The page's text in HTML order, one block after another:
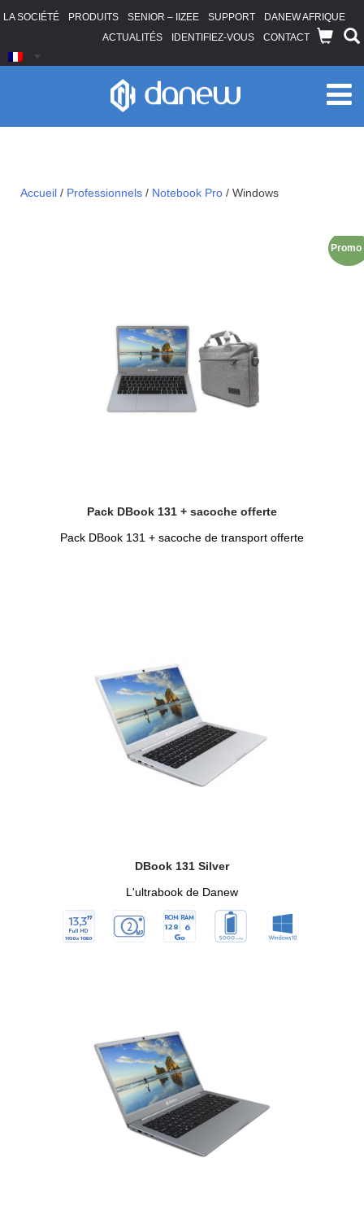
LA SOCIÉTÉ PRODUITS SENIOR – IIZEE SUPPORT
DANEW AFRIQUE
ACTUALITÉS
IDENTIFIEZ-VOUS CONTACT
Accueil / Professionnels / Notebook Pro / Windows
Promo
Pack DBook 131 + sacoche offerte
Pack DBook 131 + sacoche de transport offerte
DBook 131 Silver
L'ultrabook de Danew